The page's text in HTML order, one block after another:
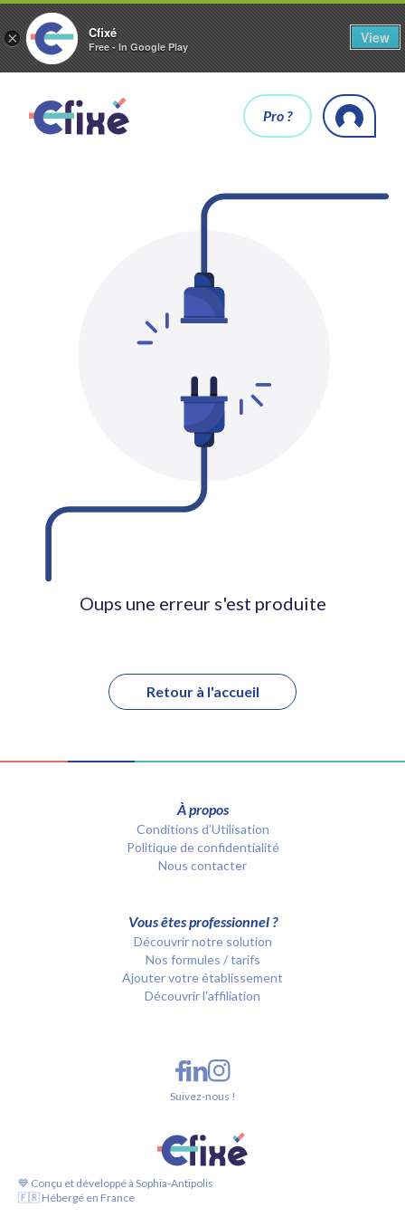
× Cfixé
Free - In Google Play
View
Pro ?
Oups une erreur s'est produite
Retour à l'accueil
À propos
Conditions d’Utilisation
Politique de confidentialité
Nous contacter
Vous êtes professionnel ?
Découvrir notre solution
Nos formules / tarifs
Ajouter votre établissement
Découvrir l'affiliation
💙 Conçu et développé à Sophia-Antipolis
🇫🇷 Hébergé en France
Suivez-nous !